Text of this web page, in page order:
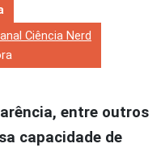
Ciência Nerd
entre outros
capacidade de